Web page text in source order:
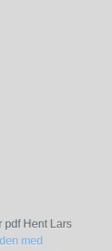
pdf Hent Lars
med